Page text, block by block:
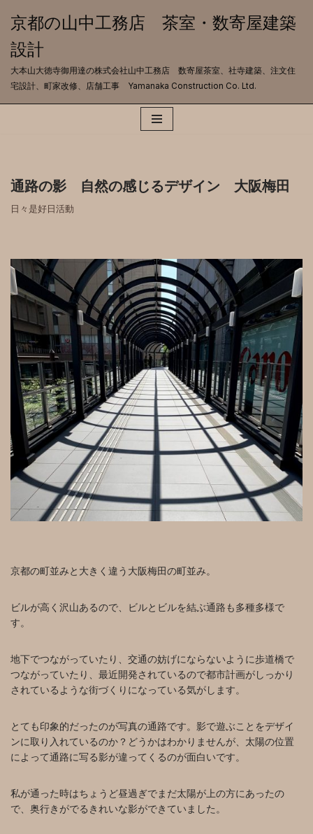
ン
テ
ン
京都の山中工務店 茶室・数寄屋建築
設計
大本山大徳寺御用達の株式会社山中工務店 数寄屋茶室、社寺建築、注文住
宅設計、町家改修、店舗工事 Yamanaka Construction Co. Ltd.
通路の影 自然の感じるデザイン 大阪梅田
日々是好日活動
京都の町並みと大きく違う大阪梅田の町並み。
ビルが高く沢山あるので、ビルとビルを結ぶ通路も多種多様で
す。
地下でつながっていたり、交通の妨げにならないように歩道橋で
つながっていたり、最近開発されているので都市計画がしっかり
されているような街づくりになっている気がします。
とても印象的だったのが写真の通路です。影で遊ぶことをデザイ
ンに取り入れているのか？どうかはわかりませんが、太陽の位置
によって通路に写る影が違ってくるのが面白いです。
私が通った時はちょうど昼過ぎでまだ太陽が上の方にあったの
で、奥行きがでるきれいな影ができていました。